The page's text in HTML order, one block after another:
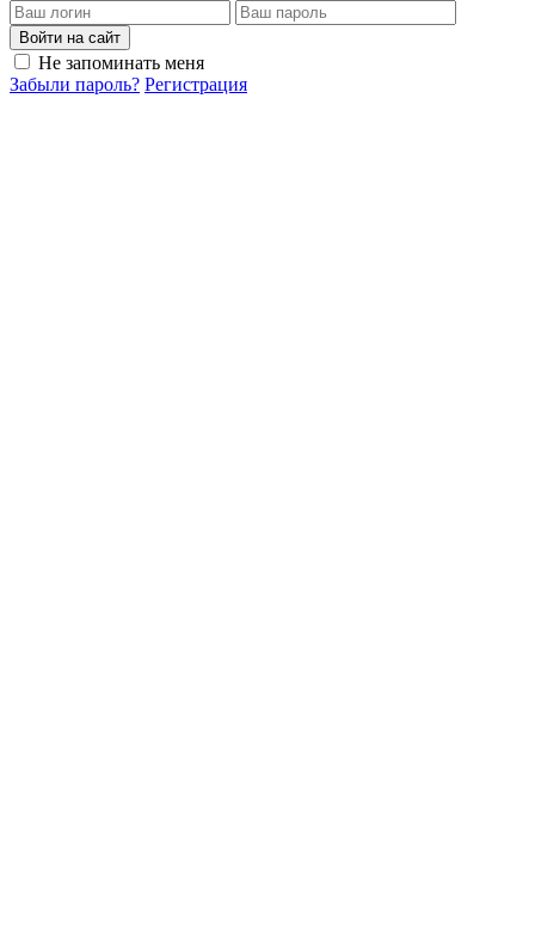
Войти на сайт
Не запоминать меня
Забыли пароль? Регистрация